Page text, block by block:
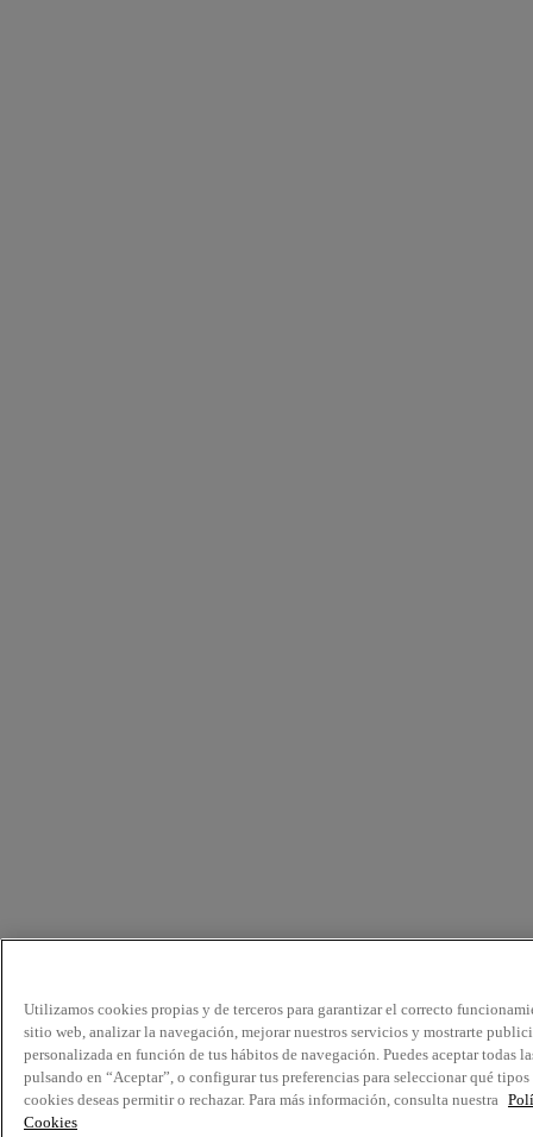
Utilizamos cookies propias y de terceros para garantizar el correcto
sitio web, analizar la navegación, mejorar nuestros servicios y mostrarte
personalizada en función de tus hábitos de navegación. Puedes aceptar todas
pulsando en “Aceptar”, o configurar tus preferencias para seleccionar qué tipos
cookies deseas permitir o rechazar. Para más información, consulta nuestra
Cookies